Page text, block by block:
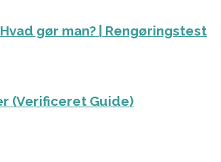
gør man? | Rengøringstest
(Verificeret Guide)